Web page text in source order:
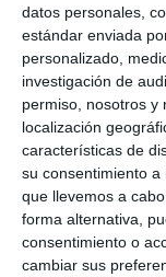
datos personales,
estándar enviada
personalizado,
investigación de
permiso, nosotros y
localización
características de
su consentimiento
que llevemos a
forma alternativa,
consentimiento o
cambiar sus